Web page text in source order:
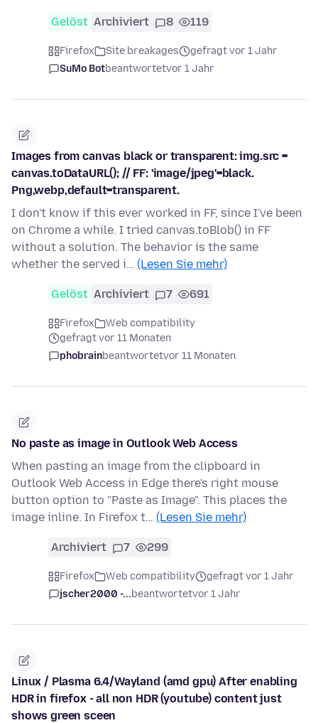
Gelöst Archiviert 8 119
Firefox Site breakages
gefragt vor 1 Jahr
SuMo Botbeantwortetvor 1 Jahr
Images from canvas black or transparent: img.src =
canvas.toDataURL(); // FF: 'image/jpeg'=black.
Png,webp,default=transparent.
I don't know if this ever worked in FF, since I've been
on Chrome a while. I tried canvas.toBlob() in FF
without a solution. The behavior is the same
whether the served i… (Lesen Sie mehr)
Gelöst Archiviert 7 691
Firefox
Web compatibility
gefragt vor 11 Monaten
phobrainbeantwortetvor 11 Monaten
No paste as image in Outlook Web Access
When pasting an image from the clipboard in
Outlook Web Access in Edge there's right mouse
button option to "Paste as Image". This places the
image inline. In Firefox t… (Lesen Sie mehr)
Archiviert 7 299
Firefox Web compatibility
gefragt vor 1 Jahr
jscher2000 -...beantwortetvor 1 Jahr
Linux / Plasma 6.4/Wayland (amd gpu) After enabling
HDR in firefox - all non HDR (youtube) content just
shows green sceen